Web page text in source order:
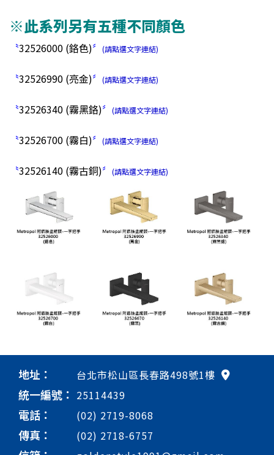
※此系列另有五種不同顏色
〝32526000 (鉻色)〞 (請點選文字連結)
〝32526990 (亮金)〞 (請點選文字連結)
〝32526340 (霧黑鉻)〞 (請點選文字連結)
〝32526700 (霧白)〞 (請點選文字連結)
〝32526140 (霧古銅)〞 (請點選文字連結)
地址： 台北市松山區長春路498號1樓
統一編號： 25114439
電話： (02) 2719-8068
傳真： (02) 2718-6757